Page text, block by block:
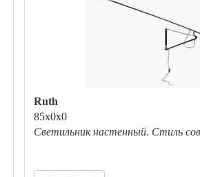
Ruth
85х0х0
Светильник настенный. Стиль